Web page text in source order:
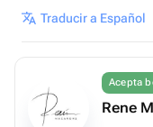
Traducir a Español
Acepta
Rene